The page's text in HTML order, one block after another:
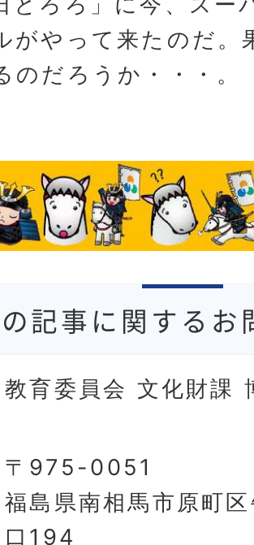
がやって来たのだ。
のだろうか・・・。
記事に関するお
教育委員会 文化財課
〒975-0051
福島県南相馬市原町
口194